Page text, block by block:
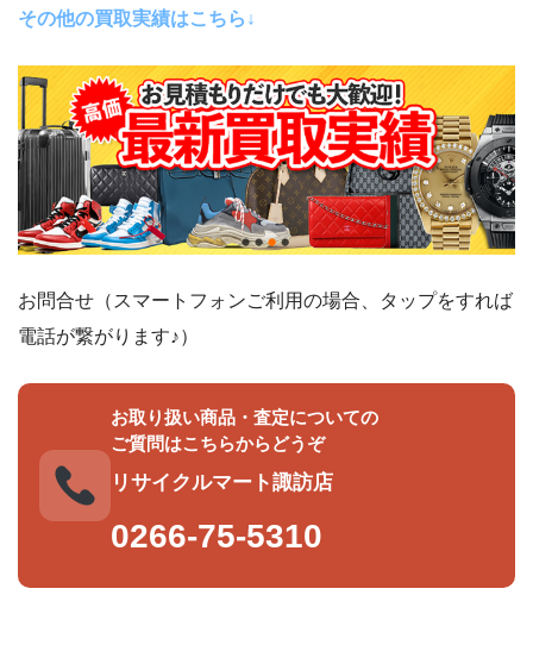
その他の買取実績はこちら↓
お問合せ（スマートフォンご利用の場合、タップをすれば
電話が繋がります♪）
お取り扱い商品・査定についての
ご質問はこちらからどうぞ
リサイクルマート諏訪店
0266-75-5310